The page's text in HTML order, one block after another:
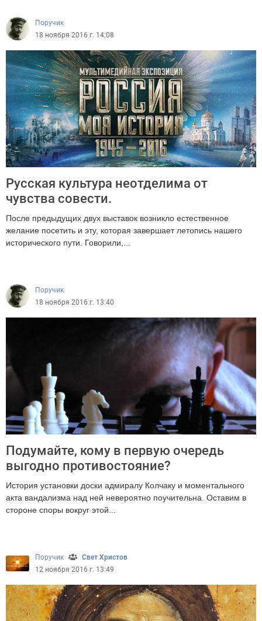
Поручик
18 ноября 2016 г. 14:08
Русская культура неотделима от
чувства совести.
После предыдущих двух выставок возникло естественное
желание посетить и эту, которая завершает летопись нашего
исторического пути. Говорили,...
Поручик
18 ноября 2016 г. 13:40
Подумайте, кому в первую очередь
выгодно противостояние?
История установки доски адмиралу Колчаку и моментального
акта вандализма над ней невероятно поучительна. Оставим в
стороне споры вокруг этой...
Поручик
Свет Христов
12 ноября 2016 г. 13:49